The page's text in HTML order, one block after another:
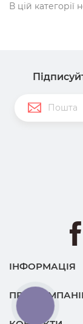
В цій категорії
ІНФОРМАЦІЯ
ПРО